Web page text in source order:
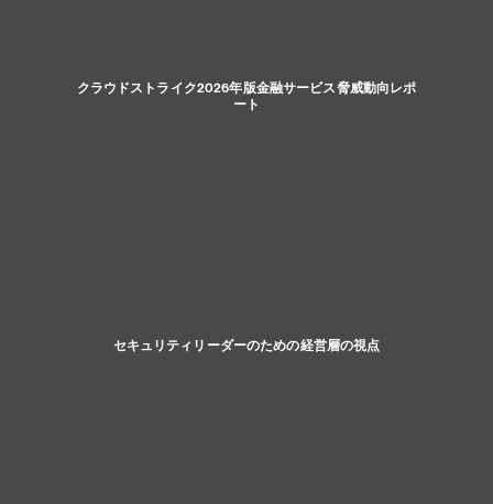
クラウドストライク2026年版金融サービス脅威動向レポ
ート
セキュリティリーダーのための経営層の視点